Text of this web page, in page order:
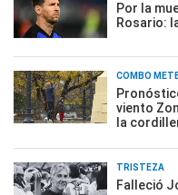
Por la
Rosario:
COMBO
viento
la
TRISTEZA
Falleció